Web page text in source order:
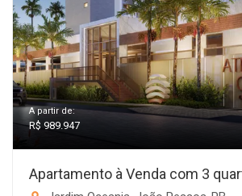
A partir de:
R$ 989.947
Apartamento à Venda com 3